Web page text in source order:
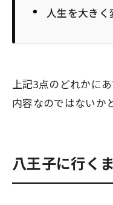
人生を大きく
上記3点のどれかに
内容なのではないか
八王子に行く